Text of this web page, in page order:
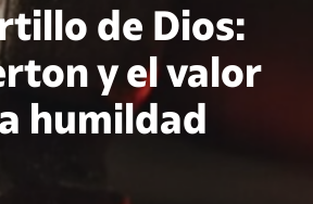
de Dios:
y el valor
humildad